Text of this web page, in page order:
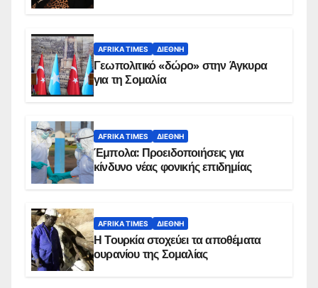
AFRIKA TIMES ΔΙΕΘΝΉ
Γεωπολιτικό «δώρο» στην Άγκυρα
για τη Σομαλία
AFRIKA TIMES ΔΙΕΘΝΉ
Έμπολα: Προειδοποιήσεις για
κίνδυνο νέας φονικής επιδημίας
AFRIKA TIMES ΔΙΕΘΝΉ
Η Τουρκία στοχεύει τα αποθέματα
ουρανίου της Σομαλίας